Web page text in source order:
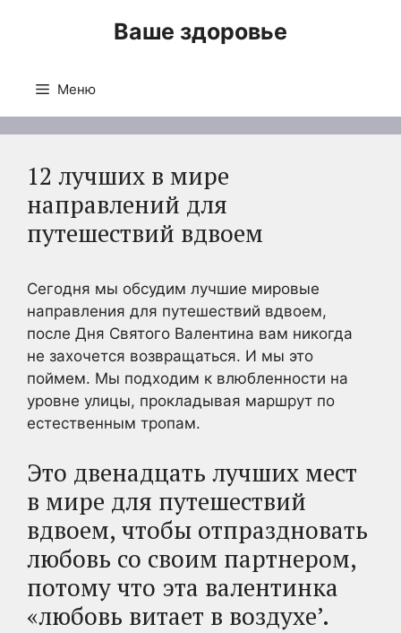
Ваше здоровье
Меню
12 лучших в мире
направлений для
путешествий вдвоем
Сегодня мы обсудим лучшие мировые
направления для путешествий вдвоем,
после Дня Святого Валентина вам никогда
не захочется возвращаться. И мы это
поймем. Мы подходим к влюбленности на
уровне улицы, прокладывая маршрут по
естественным тропам.
Это двенадцать лучших мест
в мире для путешествий
вдвоем, чтобы отпраздновать
любовь со своим партнером,
потому что эта валентинка
«любовь витает в воздухе’.